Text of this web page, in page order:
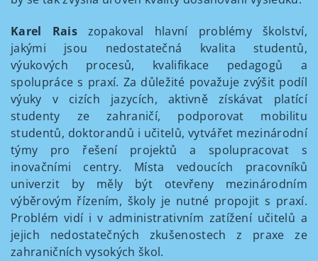
Karel Rais zopakoval hlavní problémy školství,
jakými jsou nedostatečná kvalita studentů,
výukových procesů, kvalifikace pedagogů a
spolupráce s praxí. Za důležité považuje zvýšit podíl
výuky v cizích jazycích, aktivně získávat platící
studenty ze zahraničí, podporovat mobilitu
studentů, doktorandů i učitelů, vytvářet mezinárodní
týmy pro řešení projektů a spolupracovat s
inovačními centry. Místa vedoucích pracovníků
univerzit by měly být otevřeny mezinárodním
výběrovým řízením, školy je nutné propojit s praxí.
Problém vidí i v administrativním zatížení učitelů a
jejich nedostatečných zkušenostech z praxe ze
zahraničních vysokých škol.